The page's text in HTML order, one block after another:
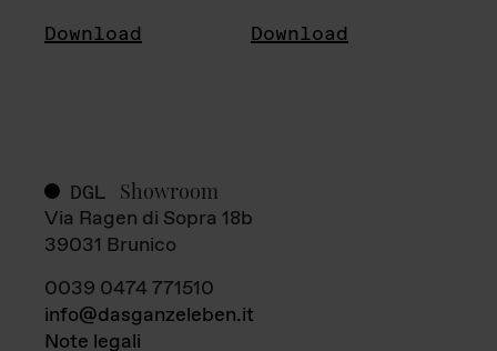
Download Download
DGL Showroom
Via Ragen di Sopra 18b
39031 Brunico
0039 0474 771510
info@dasganzeleben.it
Note legali